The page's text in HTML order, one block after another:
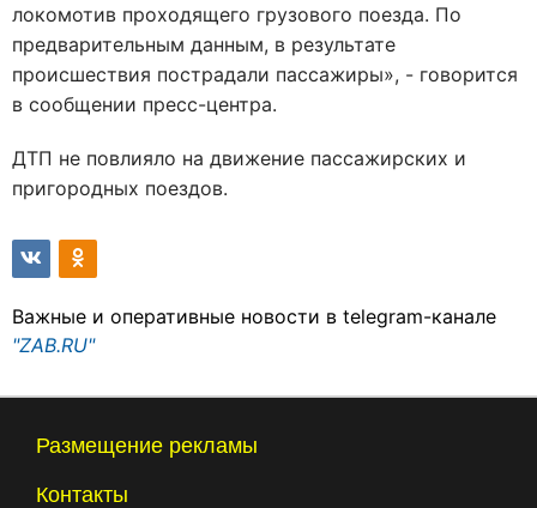
локомотив проходящего грузового поезда. По
предварительным данным, в результате
происшествия пострадали пассажиры», - говорится
в сообщении пресс-центра.
ДТП не повлияло на движение пассажирских и
пригородных поездов.
Важные и оперативные новости в telegram-канале
"ZAB.RU"
Размещение рекламы
Контакты